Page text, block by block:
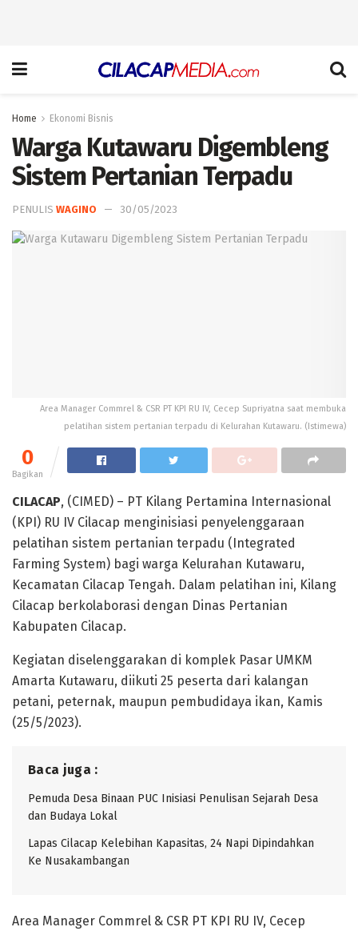
Home Ekonomi Bisnis
Warga Kutawaru Digembleng
Sistem Pertanian Terpadu
PENULIS WAGINO 30/05/2023
Area Manager Commrel & CSR PT KPI RU IV, Cecep Supriyatna saat membuka
pelatihan sistem pertanian terpadu di Kelurahan Kutawaru. (Istimewa)
0
Bagikan
CILACAP, (CIMED) – PT Kilang Pertamina Internasional
(KPI) RU IV Cilacap menginisiasi penyelenggaraan
pelatihan sistem pertanian terpadu (Integrated
Farming System) bagi warga Kelurahan Kutawaru,
Kecamatan Cilacap Tengah. Dalam pelatihan ini, Kilang
Cilacap berkolaborasi dengan Dinas Pertanian
Kabupaten Cilacap.
Kegiatan diselenggarakan di komplek Pasar UMKM
Amarta Kutawaru, diikuti 25 peserta dari kalangan
petani, peternak, maupun pembudidaya ikan, Kamis
(25/5/2023).
Baca juga :
Pemuda Desa Binaan PUC Inisiasi Penulisan Sejarah Desa
dan Budaya Lokal
Lapas Cilacap Kelebihan Kapasitas, 24 Napi Dipindahkan
Ke Nusakambangan
Area Manager Commrel & CSR PT KPI RU IV, Cecep